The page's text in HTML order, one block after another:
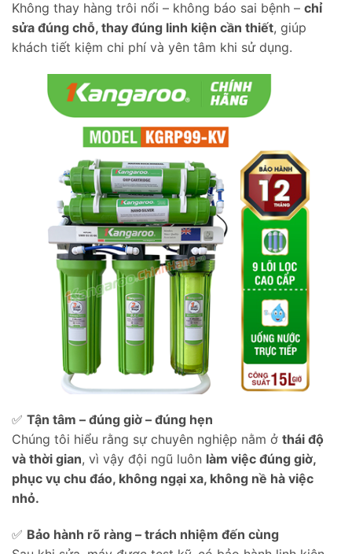
Không thay hàng trôi nổi – không báo sai bệnh – chỉ
sửa đúng chỗ, thay đúng linh kiện cần thiết, giúp
khách tiết kiệm chi phí và yên tâm khi sử dụng.
✅ Tận tâm – đúng giờ – đúng hẹn
Chúng tôi hiểu rằng sự chuyên nghiệp nằm ở thái độ
và thời gian, vì vậy đội ngũ luôn làm việc đúng giờ,
phục vụ chu đáo, không ngại xa, không nề hà việc
nhỏ.
✅ Bảo hành rõ ràng – trách nhiệm đến cùng